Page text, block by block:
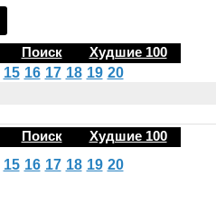
Поиск Худшие 100
15 16 17 18 19 20
Поиск Худшие 100
15 16 17 18 19 20